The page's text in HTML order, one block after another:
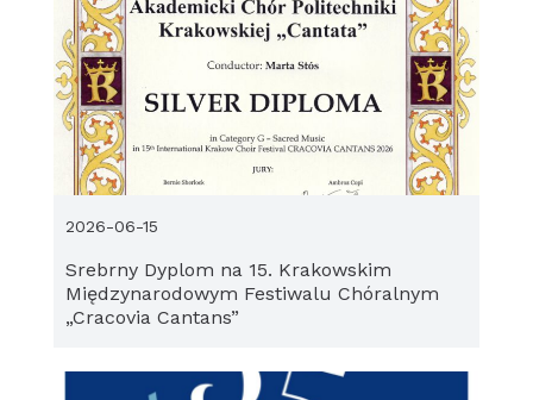
Srebrny Dyplom na 15. Krakowskim
Międzynarodowym Festiwalu Chóralnym
„Cracovia Cantans”
2026-06-15